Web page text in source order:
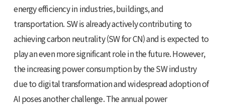
energy efficiency in industries, buildings, and
transportation. SW is already actively contributing to
achieving carbon neutrality (SW for CN) and is expected to
play an even more significant role in the future. However,
the increasing power consumption by the SW industry
due to digital transformation and widespread adoption of
AI poses another challenge. The annual power